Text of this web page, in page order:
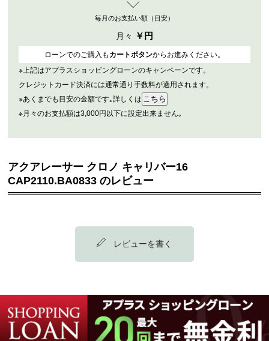
毎月のお支払い額（目安）
月々 ￥ 円
ローンでのご購入も カートボタンからお進みください。
※上記はアプラスショッピングローンのキャンペーンです。
クレジットカード決済には通常通り手数料が適用されます。
※あくまでも目安の金額です｡詳しくは
※月々のお支払額は3,000円以下に設定出来ません｡
アクアレーサー クロノ キャリバー16
CAP2110.BA0833 のレビュー
レビューを書く